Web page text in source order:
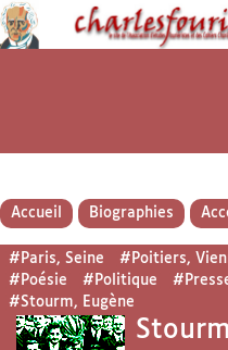
Accueil Biographies
#Paris, Seine #Poitiers,
#Poésie
#Politique
#Stourm, Eugène